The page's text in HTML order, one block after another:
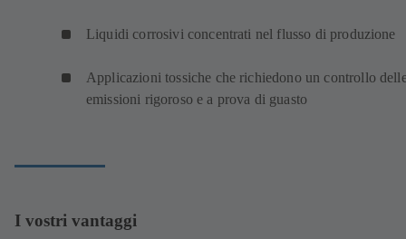
Liquidi corrosivi concentrati nel flusso di produzione
Applicazioni tossiche che richiedono un controllo
emissioni rigoroso e a prova di guasto
I vostri vantaggi